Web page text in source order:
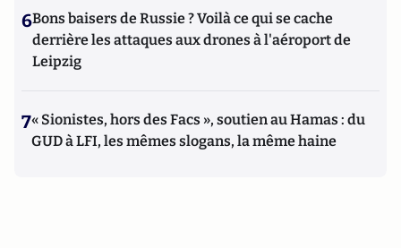
6Bons baisers de Russie ? Voilà ce qui se cache
derrière les attaques aux drones à l'aéroport de
Leipzig
7« Sionistes, hors des Facs », soutien au Hamas : du
GUD à LFI, les mêmes slogans, la même haine